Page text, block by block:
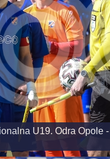
U19. Odra Opole